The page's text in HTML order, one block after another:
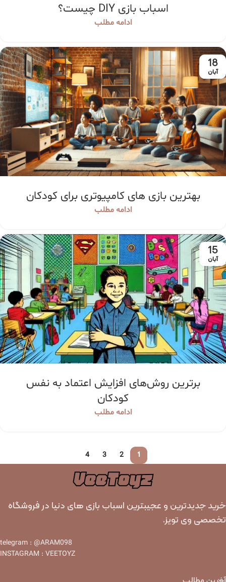
اسباب بازی DIY چیست؟
ادامه مطلب
18
آبان
بهترین بازی های کامپیوتری برای کودکان
ادامه مطلب
15
آبان
برترین روش‌های افزایش اعتماد به نفس
کودکان
ادامه مطلب
1
2
3
4
خرید جدیدترین و عجیبترین اسباب بازی های دنیا در فروشگاه
تخصصی وی تویز.
telegram : @ARAM098
INSTAGRAM : VEETOYZ